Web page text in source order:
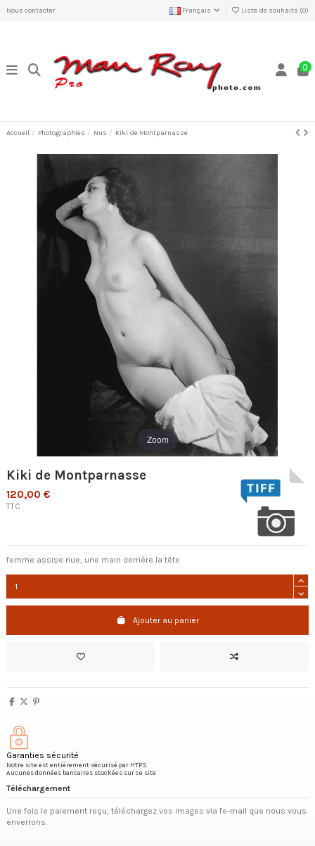
Nous contacter Français Liste de souhaits (0)
0
Accueil Photographies Nus Kiki de Montparnasse
Zoom
Kiki de Montparnasse
120,00 €
TTC
femme assise nue, une main derrière la tête
Ajouter au panier
Garanties sécurité
Notre site est entièrement sécurisé par HTPS
Aucunes données bancaires stockées sur ce site
Téléchargement
Une fois le paiement reçu, téléchargez vos images via l'e-mail que nous vous
enverrons.